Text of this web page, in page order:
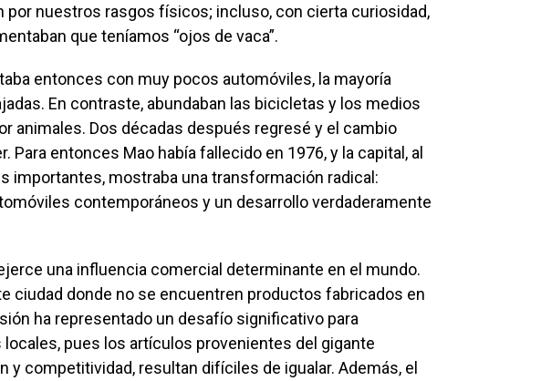
por nuestros rasgos físicos; incluso, con cierta curiosidad,
que teníamos “ojos de vaca”.
entonces con muy pocos automóviles, la mayoría
En contraste, abundaban las bicicletas y los medios
animales. Dos décadas después regresé y el cambio
Para entonces Mao había fallecido en 1976, y la capital, al
importantes, mostraba una transformación radical:
contemporáneos y un desarrollo verdaderamente
una influencia comercial determinante en el mundo.
ciudad donde no se encuentren productos fabricados en
ha representado un desafío significativo para
pues los artículos provenientes del gigante
y competitividad, resultan difíciles de igualar. Además, el